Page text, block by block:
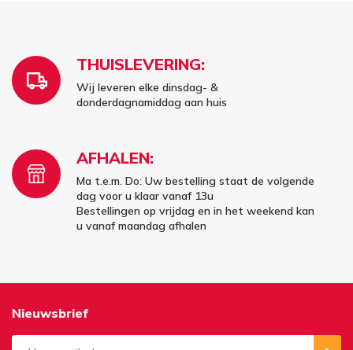
THUISLEVERING:
Wij leveren elke dinsdag- &
donderdagnamiddag aan huis
AFHALEN:
Ma t.e.m. Do: Uw bestelling staat de volgende
dag voor u klaar vanaf 13u
Bestellingen op vrijdag en in het weekend kan
u vanaf maandag afhalen
Nieuwsbrief